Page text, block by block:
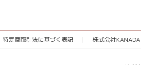
特定商取引法に基づく表記 株式会社